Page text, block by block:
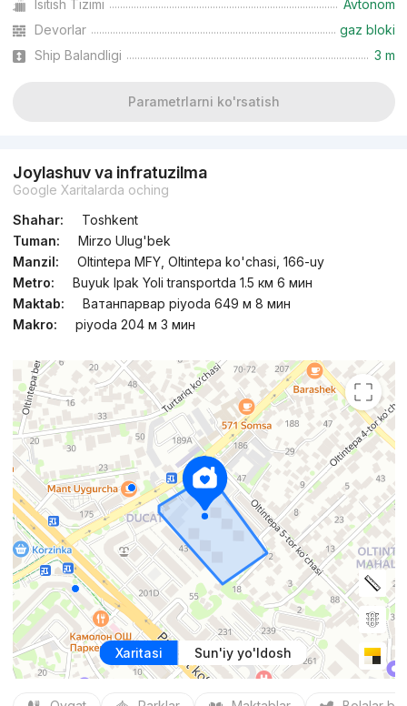
Isitish Tizimi
Avtonom
Devorlar
gaz bloki
Ship Balandligi
3 m
Parametrlarni ko'rsatish
Joylashuv va infratuzilma
Google Xaritalarda oching
Shahar:
Toshkent
Tuman:
Mirzo Ulug'bek
Manzil:
Oltintepa MFY, Oltintepa ko'chasi, 166-uy
Metro:
Buyuk Ipak Yoli transportda 1.5 км 6 мин
Maktab:
Ватанпарвар piyoda 649 м 8 мин
Makro:
piyoda 204 м 3 мин
Xaritasi Sun'iy yo'ldosh